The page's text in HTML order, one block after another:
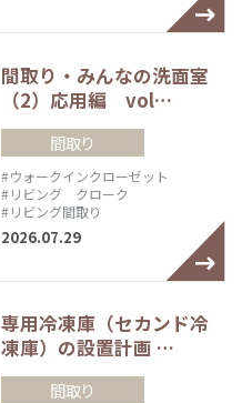
間取り・みんなの洗面室
（2）応用編 vol…
間取り
#ウォークインクローゼット
#リビング クローク
#リビング間取り
2026.07.29
専用冷凍庫（セカンド冷
凍庫）の設置計画 …
間取り